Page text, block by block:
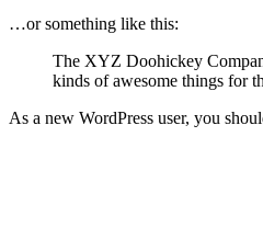
…or something like this:
The XYZ Doohickey
kinds of awesome things for
As a new WordPress user, you